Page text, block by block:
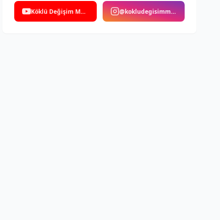
Köklü Değişim Medya @kokludegisimmedya